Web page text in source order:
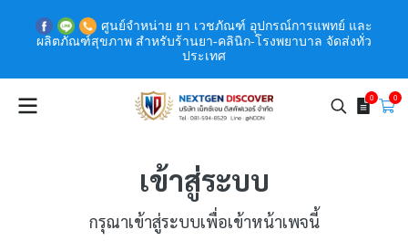
ศูนย์จำหน่าย ยา เวชภัณฑ์ อุปกรณ์การแพทย์ และ
ผลิตภัณฑ์สุขภาพ สำหรับร้านยา-คลินิก-โรงพยาบาล จัดส่งทั่ว
ประเทศ
0 0
เข้าสู่ระบบ
กรุณาเข้าสู่ระบบเพื่อเข้าหน้าเพจนี้